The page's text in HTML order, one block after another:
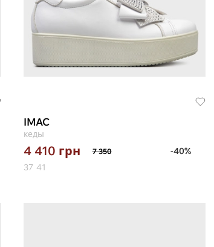
IMAC
кеды
4 410 грн 7 350
-40%
37 41